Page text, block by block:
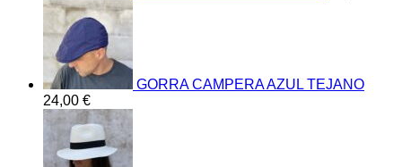
GORRA CAMPERA AZUL TEJANO
24,00 €